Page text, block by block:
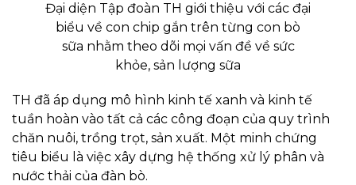
Đại diện Tập đoàn TH giới thiệu với các đại
biểu về con chip gắn trên từng con bò
sữa nhằm theo dõi mọi vấn đề về sức
khỏe, sản lượng sữa
TH đã áp dụng mô hình kinh tế xanh và kinh tế
tuần hoàn vào tất cả các công đoạn của quy trình
chăn nuôi, trồng trọt, sản xuất. Một minh chứng
tiêu biểu là việc xây dựng hệ thống xử lý phân và
nước thải của đàn bò.